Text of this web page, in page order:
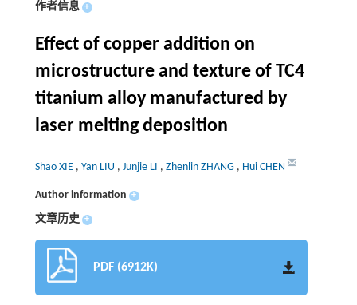
作者信息 +
Effect of copper addition on
microstructure and texture of TC4
titanium alloy manufactured by
laser melting deposition
Shao XIE , Yan LIU , Junjie LI , Zhenlin ZHANG , Hui CHEN
Author information +
文章历史 +
PDF (6912K)